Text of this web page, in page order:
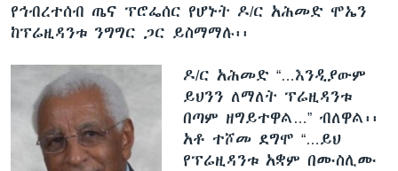
የኅብረተሰብ ጤና ፕሮፌሰር የሆኑት ዶ/ር አሕመድ ሞኤን
ከፕሬዚዳንቱ ንግግር ጋር ይስማማሉ፡፡
ዶ/ር አሕመድ “…እንዲያውም
ይህንን ለማለት ፕሬዚዳንቱ
በጣም ዘግይተዋል…” ብለዋል፡፡
አቶ ተሾመ ደግሞ “…ይህ
የፕሬዚዳንቱ አቋም በሙስሊሙ